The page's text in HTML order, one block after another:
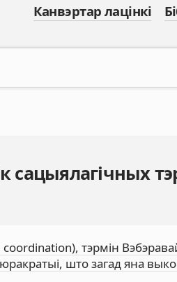
Канвэртар лацінкі
тэрмін
што загад яна